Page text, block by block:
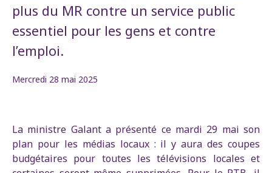
plus du MR contre un service public
essentiel pour les gens et contre
l’emploi.
Mercredi 28 mai 2025
La ministre Galant a présenté ce mardi 29 mai son
plan pour les médias locaux : il y aura des coupes
budgétaires pour toutes les télévisions locales et